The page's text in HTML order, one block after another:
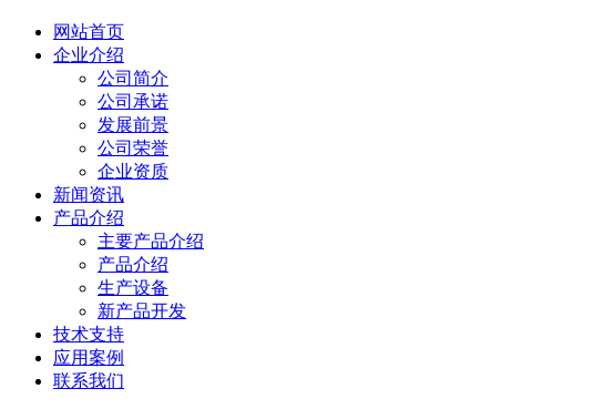
网站首页
企业介绍
公司简介
公司承诺
发展前景
公司荣誉
企业资质
新闻资讯
产品介绍
主要产品介绍
产品介绍
生产设备
新产品开发
技术支持
应用案例
联系我们